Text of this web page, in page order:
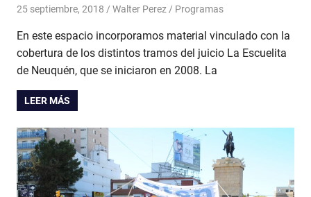
25 septiembre, 2018 Walter Perez Programas
En este espacio incorporamos material vinculado con la
cobertura de los distintos tramos del juicio La Escuelita
de Neuquén, que se iniciaron en 2008. La
LEER MÁS